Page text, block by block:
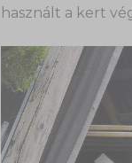
használt a kert